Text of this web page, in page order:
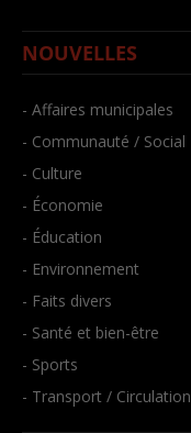
NOUVELLES
- Affaires municipales
- Communauté / Social
- Culture
- Économie
- Éducation
- Environnement
- Faits divers
- Santé et bien-être
- Sports
- Transport / Circulation